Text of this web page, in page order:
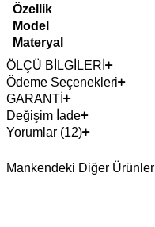
Özellik
Model
Materyal
ÖLÇÜ BİLGİLERİ
Ödeme Seçenekleri
GARANTİ
Değişim İade
Yorumlar (12)
Mankendeki Diğer Ürünler